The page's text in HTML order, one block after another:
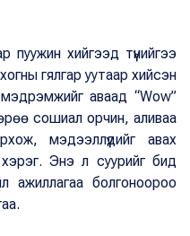
пуужин хийгээд түүнийгээ
гялгар уутаар хийсэн
аваад “Wow”
сошиал орчин, аливаа
мэдээллүүдийг авах
хэрэг. Энэ л суурийг бид
ажиллагаа болгоноороо